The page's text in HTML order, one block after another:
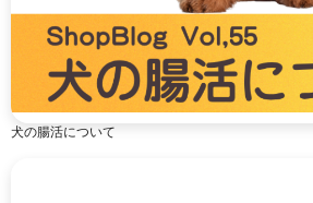
犬の腸活について